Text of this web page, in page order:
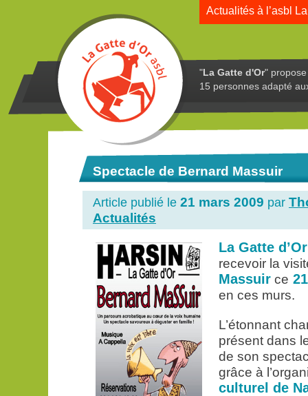
Actualités à l’asbl
"La Gatte d'Or"
15 personnes adapté
Spectacle de Bernard Massuir
Article publié le 21 mars 2009 par
Actualités
La Gatte d’Or
recevoir la
Massuir ce
en ces murs.
L’étonnant
présent dans
de son
grâce à
culturel de